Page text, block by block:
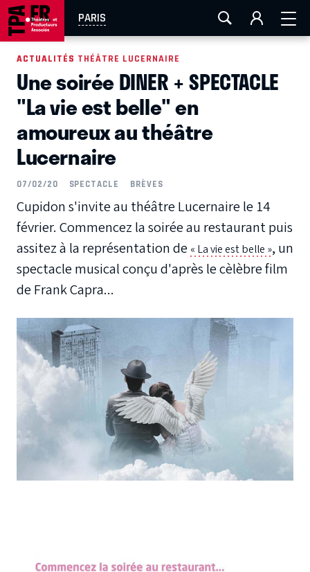
PARIS
AIX-MARSEILLE LA ROCHELLE
EN TOURNÉE
ACTUALITÉS
ACTUALITÉS THÉÂTRE LUCERNAIRE
Une soirée DINER + SPECTACLE
"La vie est belle" en
amoureux au théâtre
Lucernaire
07/02/20 SPECTACLE BRÈVES
Cupidon s'invite au théâtre Lucernaire le 14
février. Commencez la soirée au restaurant puis
assitez à la représentation de « La vie est belle », un
spectacle musical conçu d'après le cèlèbre film
de Frank Capra...